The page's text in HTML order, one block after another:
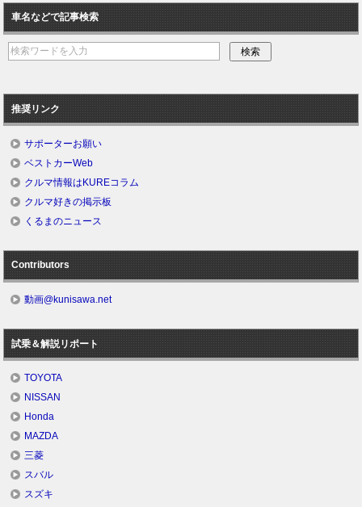
車名などで記事検索
推奨リンク
サポーターお願い
ベストカーWeb
クルマ情報はKUREコラム
クルマ好きの掲示板
くるまのニュース
Contributors
動画@kunisawa.net
試乗＆解説リポート
TOYOTA
NISSAN
Honda
MAZDA
三菱
スバル
スズキ